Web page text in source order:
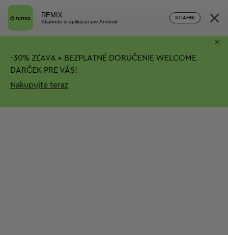
REMIX
Stiahnite si aplikáciu pre Android
STIAHNI ×
-30% ZĽAVA + BEZPLATNÉ DORUČENIE WELCOME
DARČEK PRE VÁS!
Nakupujte teraz
×